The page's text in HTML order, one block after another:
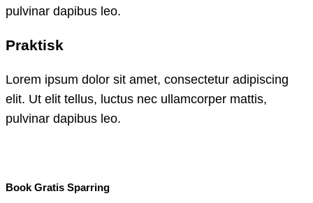
pulvinar dapibus leo.
Praktisk
Lorem ipsum dolor sit amet, consectetur adipiscing
elit. Ut elit tellus, luctus nec ullamcorper mattis,
pulvinar dapibus leo.
Book Gratis Sparring